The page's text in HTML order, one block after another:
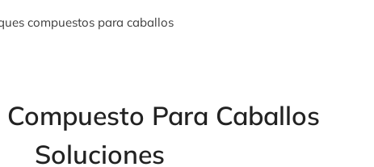
compuestos para caballos
Compuesto Para Caballos
Soluciones